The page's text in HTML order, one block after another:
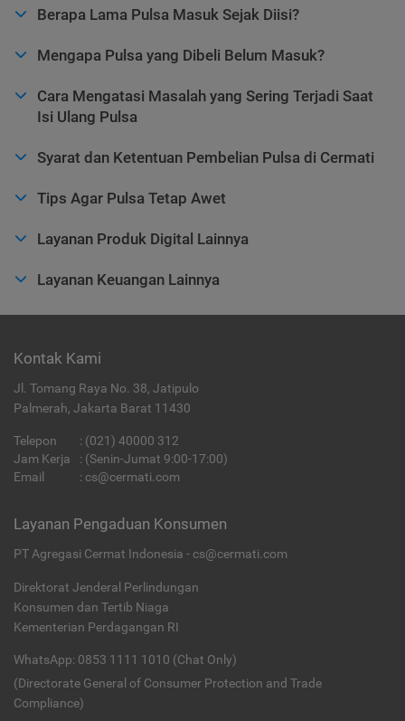
Berapa Lama Pulsa Masuk Sejak Diisi?
Mengapa Pulsa yang Dibeli Belum Masuk?
Cara Mengatasi Masalah yang Sering Terjadi Saat
Isi Ulang Pulsa
Syarat dan Ketentuan Pembelian Pulsa di Cermati
Tips Agar Pulsa Tetap Awet
Layanan Produk Digital Lainnya
Layanan Keuangan Lainnya
Kontak Kami
Jl. Tomang Raya No. 38, Jatipulo
Palmerah, Jakarta Barat 11430
Telepon : (021) 40000 312
Jam Kerja
: (Senin-Jumat 9:00-17:00)
Email
: cs@cermati.com
Layanan Pengaduan Konsumen
PT Agregasi Cermat Indonesia - cs@cermati.com
Direktorat Jenderal Perlindungan
Konsumen dan Tertib Niaga
Kementerian Perdagangan RI
WhatsApp: 0853 1111 1010 (Chat Only)
(Directorate General of Consumer Protection and Trade
Compliance)